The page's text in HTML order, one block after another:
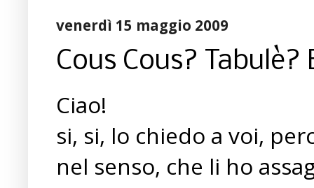
venerdì 15 maggio 2009
Cous Cous? Tabulè?
Ciao!
si, si, lo chiedo a voi,
nel senso, che li ho